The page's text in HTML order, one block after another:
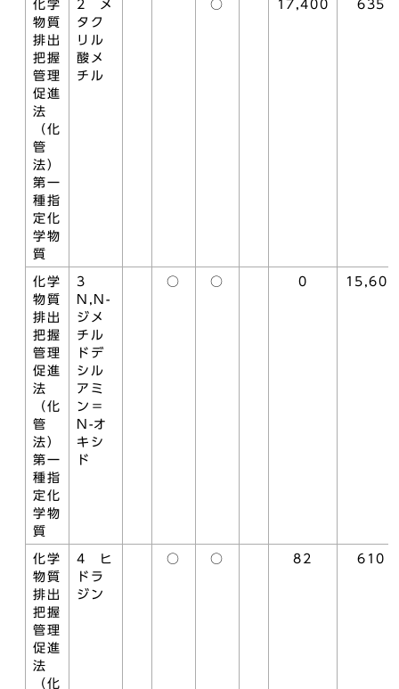
化学
物質
排出
把握
管理
促進
法
（化
管
法）
第一
種指
定化
学物
質
2 メ
タク
リル
酸メ
チル
○ 17,400 635
化学
物質
排出
把握
管理
促進
法
（化
管
法）
第一
種指
定化
学物
質
3
N,N-
ジメ
チル
ドデ
シル
アミ
ン＝
N-オ
キシ
ド
○ ○ 0 15,600
化学
物質
排出
把握
管理
促進
法
（化
4 ヒ
ドラ
ジン
○ ○ 82 610